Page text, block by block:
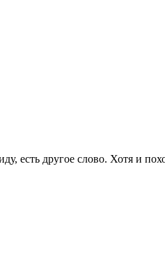
есть другое слово. Хотя и